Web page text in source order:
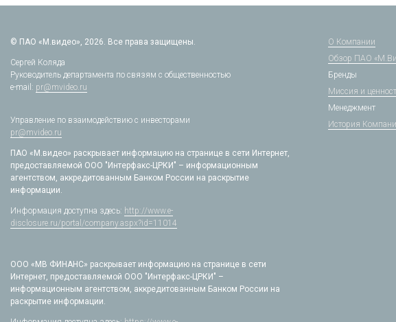
© ПАО «М.видео», 2026. Все права защищены.
Сергей Коляда
Руководитель департамента по связям с общественностью
e-mail: pr@mvideo.ru
Управление по взаимодействию с инвесторами
pr@mvideo.ru
ПАО «М.видео» раскрывает информацию на странице в сети Интернет,
предоставляемой ООО "Интерфакс-ЦРКИ" – информационным
агентством, аккредитованным Банком России на раскрытие
информации.
Информация доступна здесь: http://www.e-
disclosure.ru/portal/company.aspx?id=11014
ООО «МВ ФИНАНС» раскрывает информацию на странице в сети
Интернет, предоставляемой ООО "Интерфакс-ЦРКИ" –
информационным агентством, аккредитованным Банком России на
раскрытие информации.
О Компании
Обзор ПАО
Бренды
Миссия и
Менеджмент
История